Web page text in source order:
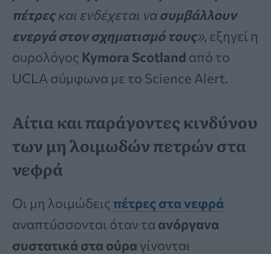
πέτρεςκαι ενδέχεται νασυμβάλλουν
ενεργά στον σχηματισμό τους», εξηγεί η
ουρολόγος Kymora Scotland από το
UCLA σύμφωνα με το Science Alert.
Αίτια και παράγοντες κινδύνου
των μη λοιμωδών πετρών στα
νεφρά
Οι μη λοιμώδειςπέτρες στα νεφρά
αναπτύσσονται όταν τα ανόργανα
συστατικά στα ούρα γίνονται